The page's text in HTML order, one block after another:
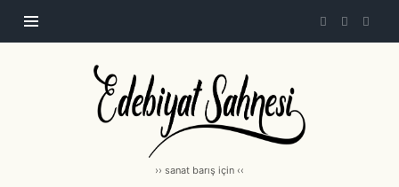
Edebiyat
Sahnesi
|
edebiyatsahnesi.com
›› sanat barış için ‹‹